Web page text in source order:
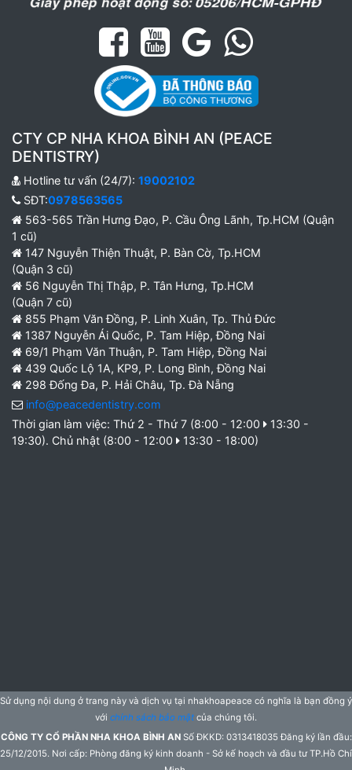
CTY CP NHA KHOA BÌNH AN (PEACE
DENTISTRY)
Hotline tư vấn (24/7): 19002102
SĐT:0978563565
563-565 Trần Hưng Đạo, P. Cầu Ông Lãnh, Tp.HCM (Quận
1 cũ)
147 Nguyễn Thiện Thuật, P. Bàn Cờ, Tp.HCM
(Quận 3 cũ)
56 Nguyễn Thị Thập, P. Tân Hưng, Tp.HCM
(Quận 7 cũ)
855 Phạm Văn Đồng, P. Linh Xuân, Tp. Thủ Đức
1387 Nguyễn Ái Quốc, P. Tam Hiệp, Đồng Nai
69/1 Phạm Văn Thuận, P. Tam Hiệp, Đồng Nai
439 Quốc Lộ 1A, KP9, P. Long Bình, Đồng Nai
298 Đống Đa, P. Hải Châu, Tp. Đà Nẵng
info@peacedentistry.com
Thời gian làm việc: Thứ 2 - Thứ 7 (8:00 - 12:00
13:30 -
19:30). Chủ nhật (8:00 - 12:00
13:30 - 18:00)
Sử dụng nội dung ở trang này và dịch vụ tại nhakhoapeace có nghĩa là bạn đồng ý
với chính sách bảo mật của chúng tôi.
CÔNG TY CỔ PHẦN NHA KHOA BÌNH ANSố ĐKKD: 0313418035 Đăng ký lần đầu:
25/12/2015. Nơi cấp: Phòng đăng ký kinh doanh - Sở kế hoạch và đầu tư TP.Hồ Chí